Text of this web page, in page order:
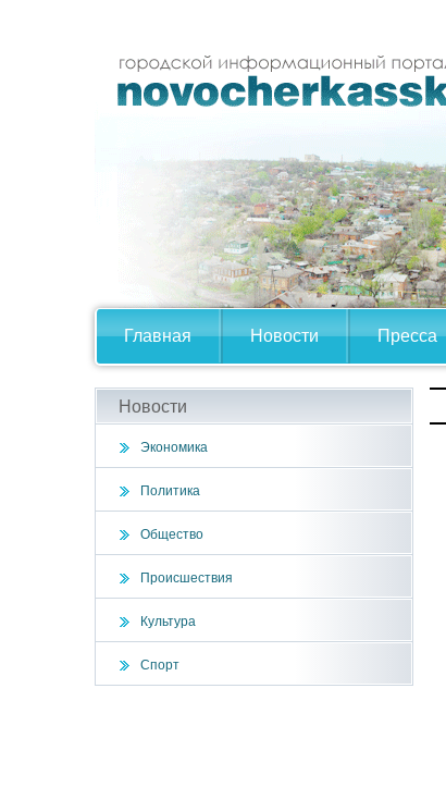
Главная Новости Пресса
Новости
Экономика
Политика
Общество
Происшествия
Культура
Спорт